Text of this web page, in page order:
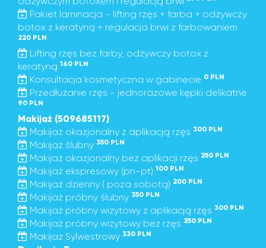
Pakiet laminacja - lifting rzęs + farba + odżywczy
botox z keratyną + regulacja brwi z farbowaniem
220 PLN
Lifting rzęs bez farby, odżywczy botox z
keratyną 160 PLN
Konsultacja kosmetyczna w gabinecie 0 PLN
Przedłużanie rzęs - jednorazowe kępki delikatne
90 PLN
Makijaż (509685117)
Makijaż okazjonalny z aplikacją rzęs 300 PLN
Makijaż ślubny 350 PLN
Makijaż okazjonalny bez aplikacji rzęs 250 PLN
Makijaż ekspresowy (pn-pt) 100 PLN
Makijaż dzienny ( poza sobotą) 200 PLN
Makijaż próbny ślubny 350 PLN
Makijaż próbny wizytowy z aplikacją rzęs 300 PLN
Makijaż próbny wizytowy bez rzęs 250 PLN
Makijaż Sylwestrowy 330 PLN